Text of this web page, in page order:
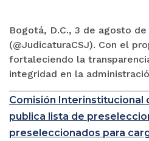
Bogotá, D.C., 3 de agosto de
(@JudicaturaCSJ). Con el
fortaleciendo la
integridad en la
Comisión Interinstitucional
publica lista de
preseleccionados para